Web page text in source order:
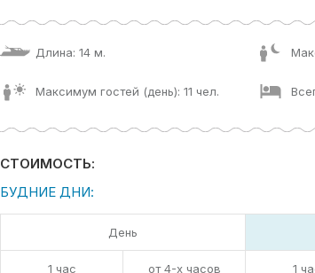
Длина: 14 м.
Максимум гостей (день): 11 чел.
СТОИМОСТЬ:
БУДНИЕ ДНИ:
День
1 час от 4-х часов 1